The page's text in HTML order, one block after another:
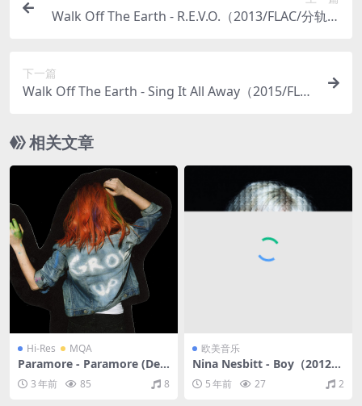
Walk Off The Earth - R.E.V.O.（2013/FLAC/分轨/2
下一篇
Walk Off The Earth - Sing It All Away（2015/FLA
相关文章
Hi-Res MQA
Paramore - Paramore (Del
uxe Edition)（2013/FLAC/
分轨/1.37G）(MQA/24bit/4
4.1kHz)
3 年前 85 8
欧美音乐
Nina Nesbitt - Boy（2012/F
LAC/EP分轨/96.4M）
5 年前 27 2